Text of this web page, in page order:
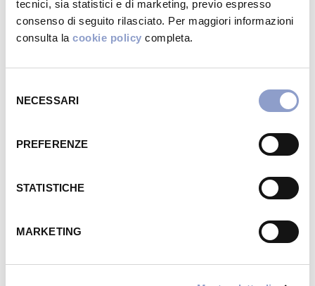
tecnici, sia statistici e di marketing, previo espresso
consenso di seguito rilasciato. Per maggiori informazioni
consulta la cookie policy completa.
delNECESSARI
PREFERENZE
STATISTICHE
MARKETING